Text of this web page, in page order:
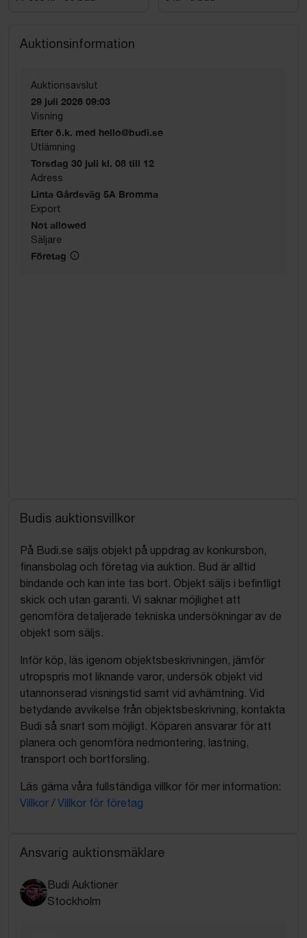
Auktionsinformation
Auktionsavslut
29 juli 2026 09:03
Visning
Efter ö.k. med hello@budi.se
Utlämning
Torsdag 30 juli kl. 08 till 12
Adress
Linta Gårdsväg 5A Bromma
Export
Not allowed
Säljare
Företag
Budis auktionsvillkor
På Budi.se säljs objekt på uppdrag av konkursbon,
finansbolag och företag via auktion. Bud är alltid
bindande och kan inte tas bort. Objekt säljs i befintligt
skick och utan garanti. Vi saknar möjlighet att
genomföra detaljerade tekniska undersökningar av de
objekt som säljs.
Inför köp, läs igenom objektsbeskrivningen, jämför
utropspris mot liknande varor, undersök objekt vid
utannonserad visningstid samt vid avhämtning. Vid
betydande avvikelse från objektsbeskrivning, kontakta
Budi så snart som möjligt. Köparen ansvarar för att
planera och genomföra nedmontering, lastning,
transport och bortforsling.
Läs gärna våra fullständiga villkor för mer information:
Villkor / Villkor för företag
Ansvarig auktionsmäklare
Budi Auktioner
Stockholm